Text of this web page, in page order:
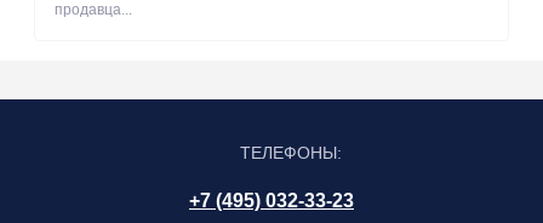
продавца...
ТЕЛЕФОНЫ:
+7 (495) 032-33-23